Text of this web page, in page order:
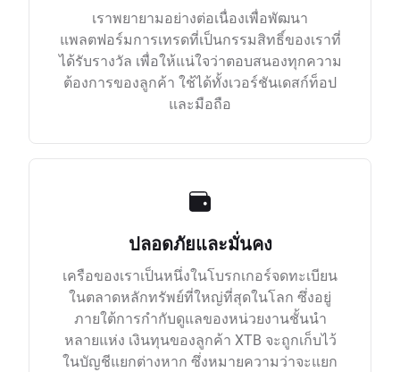
เราพยายามอย่างต่อเนื่องเพื่อพัฒนา
แพลตฟอร์มการเทรดที่เป็นกรรมสิทธิ์ของเราที่
ได้รับรางวัล เพื่อให้แน่ใจว่าตอบสนองทุกความ
ต้องการของลูกค้า ใช้ได้ทั้งเวอร์ชันเดสก์ท็อป
และมือถือ
ปลอดภัยและมั่นคง
เครือของเราเป็นหนึ่งในโบรกเกอร์จดทะเบียน
ในตลาดหลักทรัพย์ที่ใหญ่ที่สุดในโลก ซึ่งอยู่
ภายใต้การกำกับดูแลของหน่วยงานชั้นนำ
หลายแห่ง เงินทุนของลูกค้า XTB จะถูกเก็บไว้
ในบัญชีแยกต่างหาก ซึ่งหมายความว่าจะแยก